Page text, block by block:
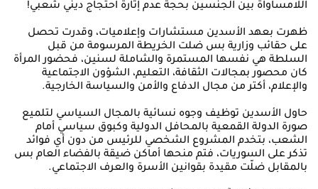
اللامساواة بين الجنسين بحجة عدم إثارة احتجاج ديني شعبي!
ظهرت بعهد الأسدين مستشارات وإعلاميات، وقدرت تحصل
على حقائب وزارية بس ضلت الخريطة المرسومة من قبل
السلطة هي نفسها المستمرة والشاملة لسنين، فحضور المرأة
كان محصور بمجالات الثقافة، التعليم، الشؤون الاجتماعية
والإعلام، أكتر من مجال الدفاع والأمن والسياسة الخارجية.
حاول الأسدين توظيف وجوه نسائية بالمجال السياسي لتلميع
صورة الدولة القمعية بالمحافل الدولية وكبوق سياسي أمام
الشعب، بتخدم المشروع الشخصي للرئيس من دون أي فوائد
تذكر على السوريات، فتم منحها أماكن ضيقة بالفضاء العام بس
بالمقابل ضلّت مقيدة بقوانين الأسرة والعرف الاجتماعي.